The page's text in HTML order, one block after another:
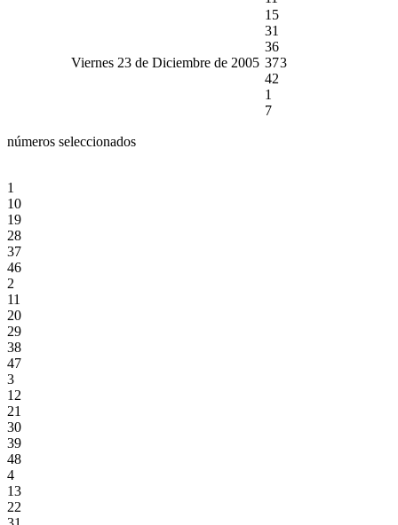
Viernes 23 de Diciembre de 2005
15
31
36
37
42
1
7
3
números seleccionados
1
10
19
28
37
46
2
11
20
29
38
47
3
12
21
30
39
48
4
13
22